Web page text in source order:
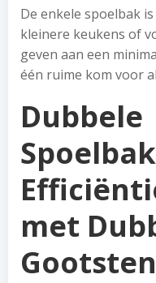
De enkele spoelbak
kleinere keukens of
geven aan een
één ruime kom voor
Dubbele
met